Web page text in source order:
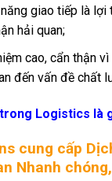
giao tiếp là lợi
hải quan;
cao, cẩn thận
đến vấn đề chất
Logistics là
cung cấp
Nhanh